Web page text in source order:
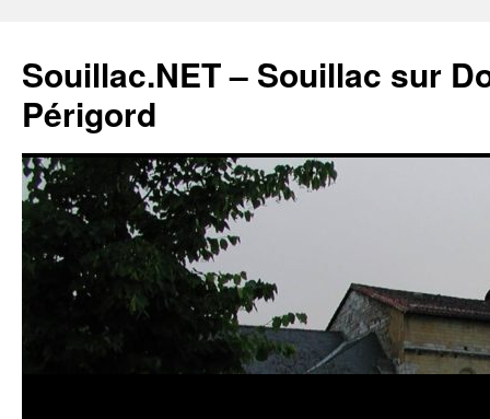
Souillac.NET – Souillac sur
Périgord